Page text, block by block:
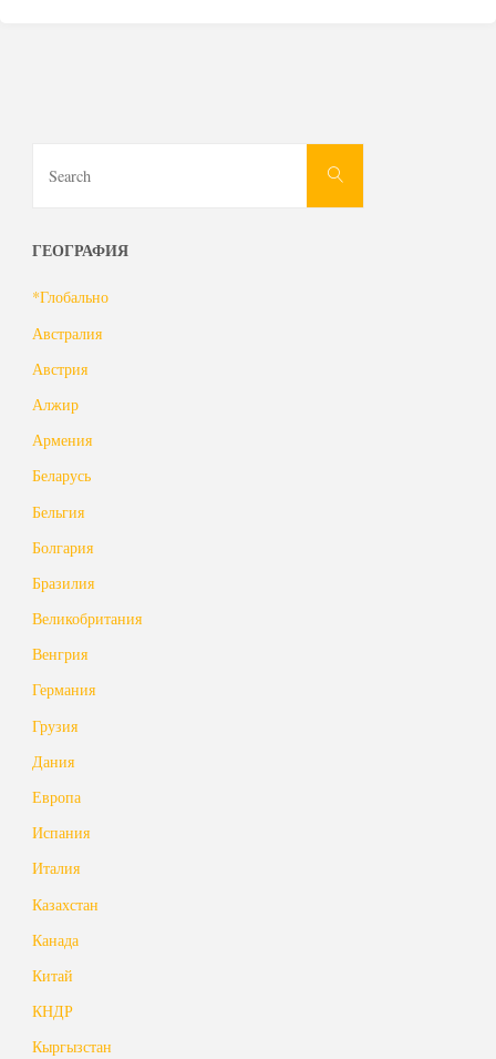
Search
ГЕОГРАФИЯ
*Глобально
Австралия
Австрия
Алжир
Армения
Беларусь
Бельгия
Болгария
Бразилия
Великобритания
Венгрия
Германия
Грузия
Дания
Европа
Испания
Италия
Казахстан
Канада
Китай
КНДР
Кыргызстан